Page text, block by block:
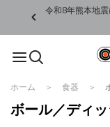
令和8年熊本地
ホーム 食器
ボール／ディッ